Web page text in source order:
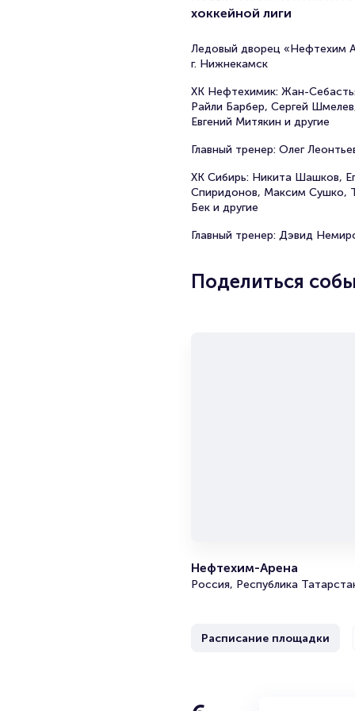
хоккейной лиги
Ледовый дворец «Нефтехим
г. Нижнекамск
ХК Нефтехимик: Жан-
Райли Барбер, Сергей
Евгений Митякин и другие
Главный тренер: Олег
ХК Сибирь: Никита Шашков,
Спиридонов, Максим Сушко,
Бек и другие
Главный тренер: Дэвид
Поделиться
Нефтехим-Арена
Россия, Республика
Расписание площадки